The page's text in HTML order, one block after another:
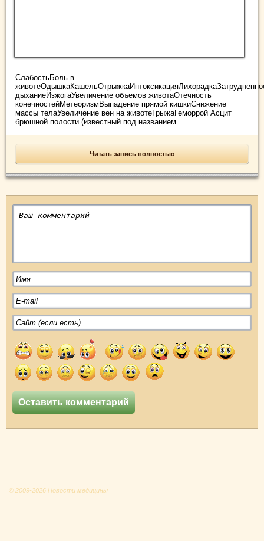
СлабостьБоль в
дыханиеИзжогаУвеличение объемов животаОтечность
конечностейМетеоризмВыпадение прямой кишкиСнижение
массы телаУвеличение вен на животеГрыжаГеморрой Асцит
брюшной полости (известный под названием ...
Читать запись полностью
© 2009-2026 Новости медицины